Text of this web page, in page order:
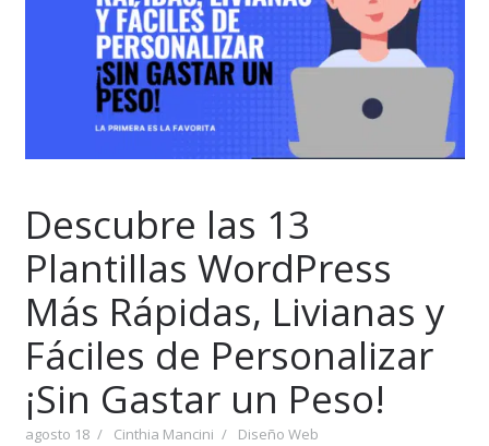
Descubre las 13
Plantillas WordPress
Más Rápidas, Livianas y
Fáciles de Personalizar
¡Sin Gastar un Peso!
agosto 18 Cinthia Mancini Diseño Web